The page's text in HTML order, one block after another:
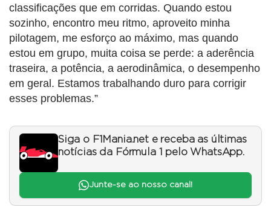
classificações que em corridas. Quando estou
sozinho, encontro meu ritmo, aproveito minha
pilotagem, me esforço ao máximo, mas quando
estou em grupo, muita coisa se perde: a aderência
traseira, a potência, a aerodinâmica, o desempenho
em geral. Estamos trabalhando duro para corrigir
esses problemas.”
Siga o F1Mania.net e receba as últimas
notícias da Fórmula 1 pelo WhatsApp.
Junte-se ao nosso canal!